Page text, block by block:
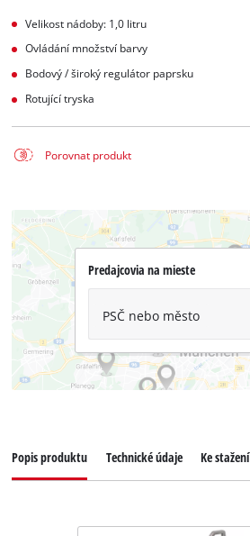
Velikost nádoby: 1,0 litru
Ovládání množství barvy
Bodový / široký regulátor paprsku
Rotující tryska
Porovnat produkt
Predajcovia na mieste
PSČ nebo město
Popis produktu Technické údaje Ke stažení